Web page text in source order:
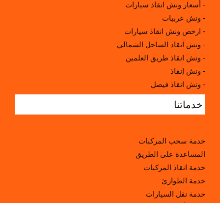
أسعار ونش انقاذ سيارات -
ونش عربيات -
ارخص ونش انقاذ سيارات -
ونش انقاذ الساحل الشمالي -
ونش انقاذ طريق العلمين -
ونش إنقاذ -
ونش انقاذ فيصل -
خدماتنا
خدمة سحب المركبات
المساعدة على الطريق
خدمة انقاذ المركبات
خدمة الطوارئ
خدمة نقل السيارات